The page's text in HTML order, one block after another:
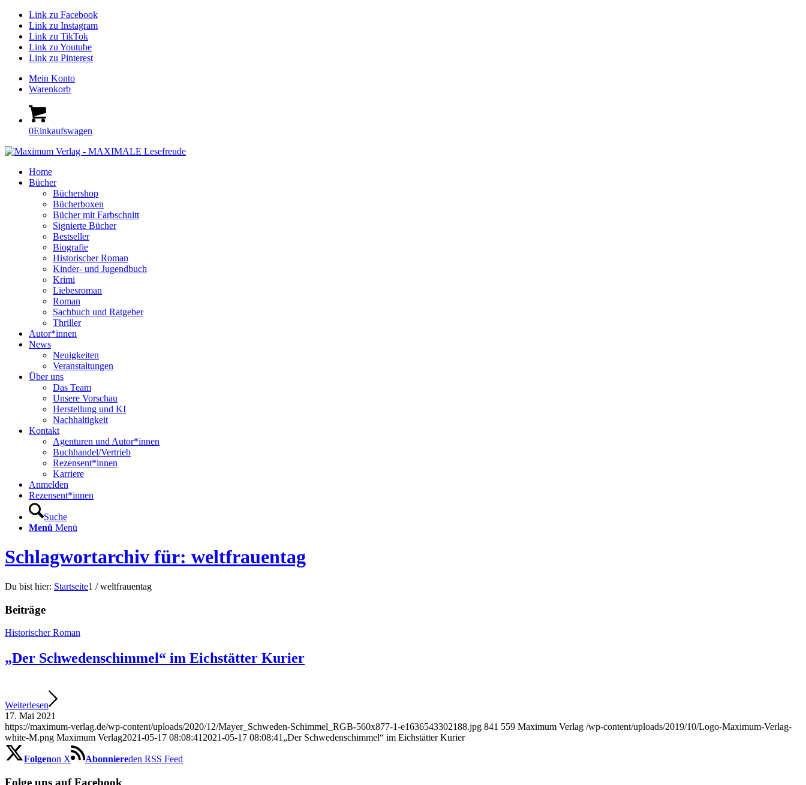
Link zu Facebook
Link zu Instagram
Link zu TikTok
Link zu Youtube
Link zu Pinterest
Mein Konto
Warenkorb
0Einkaufswagen
Home
Bücher
Büchershop
Bücherboxen
Bücher mit Farbschnitt
Signierte Bücher
Bestseller
Biografie
Historischer Roman
Kinder- und Jugendbuch
Krimi
Liebesroman
Roman
Sachbuch und Ratgeber
Thriller
Autor*innen
News
Neuigkeiten
Veranstaltungen
Über uns
Das Team
Unsere Vorschau
Herstellung und KI
Nachhaltigkeit
Kontakt
Agenturen und Autor*innen
Buchhandel/Vertrieb
Rezensent*innen
Karriere
Anmelden
Rezensent*innen
Suche
Menü Menü
Schlagwortarchiv für: weltfrauentag
Du bist hier: Startseite1 / weltfrauentag
Beiträge
Historischer Roman
„Der Schwedenschimmel“ im Eichstätter Kurier
Weiterlesen
17. Mai 2021
https://maximum-verlag.de/wp-content/uploads/2020/12/Mayer_Schweden-Schimmel_RGB-560x877-1-e1636543302188.jpg 841 559 Maximum Verlag /wp-content/uploads/2019/10/Logo-Maximum-Verlag-
white-M.png Maximum Verlag2021-05-17 08:08:41 2021-05-17 08:08:41 „Der Schwedenschimmel“ im Eichstätter Kurier
Folgenon X Abonniereden RSS Feed
Folge uns auf Facebook